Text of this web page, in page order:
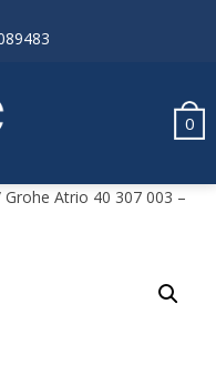
0
Grohe Atrio 40 307 003 –